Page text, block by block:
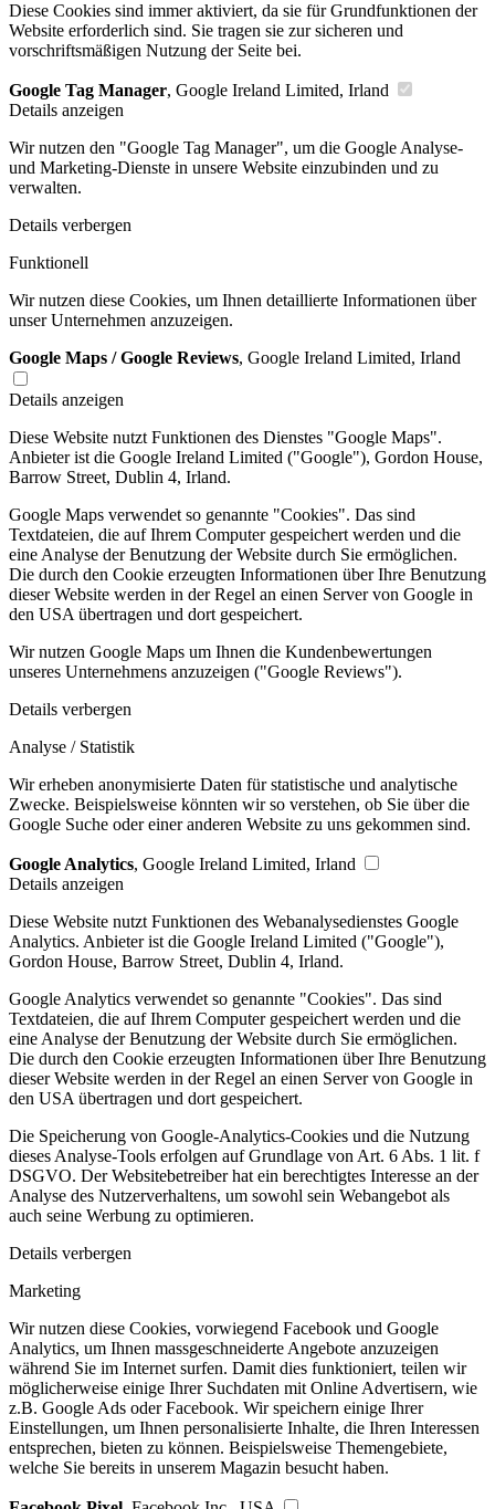
Diese Cookies sind immer aktiviert, da sie für Grundfunktionen der
Website erforderlich sind. Sie tragen sie zur sicheren und
vorschriftsmäßigen Nutzung der Seite bei.
Google Tag Manager, Google Ireland Limited, Irland
Details anzeigen
Wir nutzen den "Google Tag Manager", um die Google Analyse-
und Marketing-Dienste in unsere Website einzubinden und zu
verwalten.
Details verbergen
Funktionell
Wir nutzen diese Cookies, um Ihnen detaillierte Informationen über
unser Unternehmen anzuzeigen.
Google Maps / Google Reviews, Google Ireland Limited, Irland
Details anzeigen
Diese Website nutzt Funktionen des Dienstes "Google Maps".
Anbieter ist die Google Ireland Limited ("Google"), Gordon House,
Barrow Street, Dublin 4, Irland.
Google Maps verwendet so genannte "Cookies". Das sind
Textdateien, die auf Ihrem Computer gespeichert werden und die
eine Analyse der Benutzung der Website durch Sie ermöglichen.
Die durch den Cookie erzeugten Informationen über Ihre Benutzung
dieser Website werden in der Regel an einen Server von Google in
den USA übertragen und dort gespeichert.
Wir nutzen Google Maps um Ihnen die Kundenbewertungen
unseres Unternehmens anzuzeigen ("Google Reviews").
Details verbergen
Analyse / Statistik
Wir erheben anonymisierte Daten für statistische und analytische
Zwecke. Beispielsweise könnten wir so verstehen, ob Sie über die
Google Suche oder einer anderen Website zu uns gekommen sind.
Google Analytics, Google Ireland Limited, Irland
Details anzeigen
Diese Website nutzt Funktionen des Webanalysedienstes Google
Analytics. Anbieter ist die Google Ireland Limited ("Google"),
Gordon House, Barrow Street, Dublin 4, Irland.
Google Analytics verwendet so genannte "Cookies". Das sind
Textdateien, die auf Ihrem Computer gespeichert werden und die
eine Analyse der Benutzung der Website durch Sie ermöglichen.
Die durch den Cookie erzeugten Informationen über Ihre Benutzung
dieser Website werden in der Regel an einen Server von Google in
den USA übertragen und dort gespeichert.
Die Speicherung von Google-Analytics-Cookies und die Nutzung
dieses Analyse-Tools erfolgen auf Grundlage von Art. 6 Abs. 1 lit. f
DSGVO. Der Websitebetreiber hat ein berechtigtes Interesse an der
Analyse des Nutzerverhaltens, um sowohl sein Webangebot als
auch seine Werbung zu optimieren.
Details verbergen
Marketing
Wir nutzen diese Cookies, vorwiegend Facebook und Google
Analytics, um Ihnen massgeschneiderte Angebote anzuzeigen
während Sie im Internet surfen. Damit dies funktioniert, teilen wir
möglicherweise einige Ihrer Suchdaten mit Online Advertisern, wie
z.B. Google Ads oder Facebook. Wir speichern einige Ihrer
Einstellungen, um Ihnen personalisierte Inhalte, die Ihren Interessen
entsprechen, bieten zu können. Beispielsweise Themengebiete,
welche Sie bereits in unserem Magazin besucht haben.